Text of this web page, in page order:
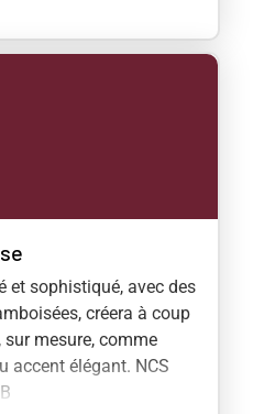
et sophistiqué, avec des
créera à coup
mesure, comme
accent élégant. NCS